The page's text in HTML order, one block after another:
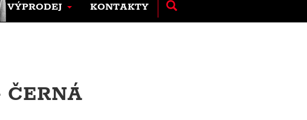
VÝPRODEJ KONTAKTY
ČERNÁ